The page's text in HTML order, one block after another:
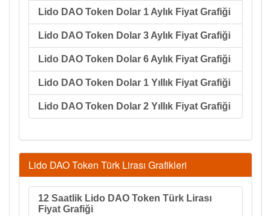
Lido DAO Token Dolar 1 Aylık Fiyat Grafiği
Lido DAO Token Dolar 3 Aylık Fiyat Grafiği
Lido DAO Token Dolar 6 Aylık Fiyat Grafiği
Lido DAO Token Dolar 1 Yıllık Fiyat Grafiği
Lido DAO Token Dolar 2 Yıllık Fiyat Grafiği
Lido DAO Token Türk Lirası Grafikleri
12 Saatlik Lido DAO Token Türk Lirası
Fiyat Grafiği